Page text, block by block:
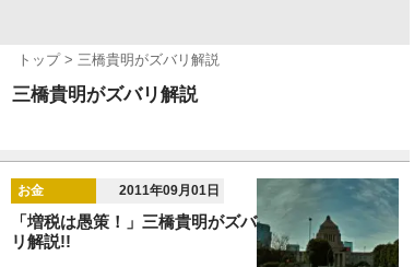
トップ 三橋貴明がズバリ解説
三橋貴明がズバリ解説
お金 2011年09月01日
「増税は愚策！」三橋貴明がズバ
リ解説!!